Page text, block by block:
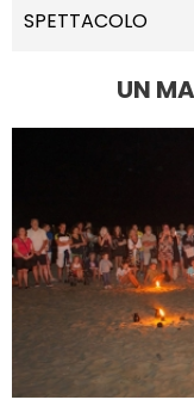
SPETTACOLO
UN